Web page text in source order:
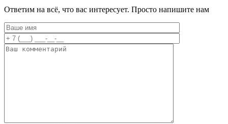
Ответим на всё, что вас интересует. Просто напишите нам